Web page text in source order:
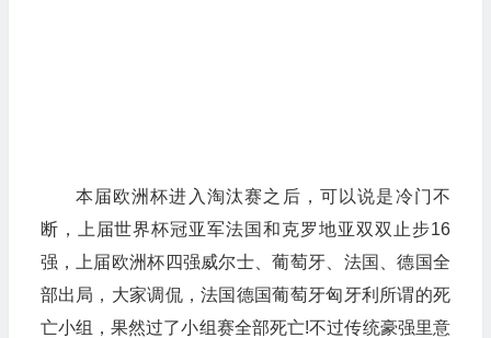
本届欧洲杯进入淘汰赛之后，可以说是冷门不
断，上届世界杯冠亚军法国和克罗地亚双双止步16
强，上届欧洲杯四强威尔士、葡萄牙、法国、德国全
部出局，大家调侃，法国德国葡萄牙匈牙利所谓的死
亡小组，果然过了小组赛全部死亡!不过传统豪强里意